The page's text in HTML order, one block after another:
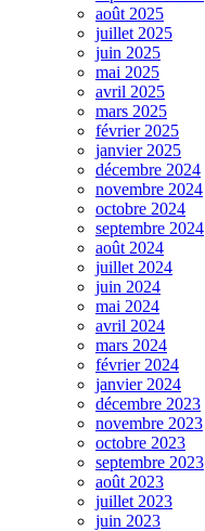
août 2025
juillet 2025
juin 2025
mai 2025
avril 2025
mars 2025
février 2025
janvier 2025
décembre 2024
novembre 2024
octobre 2024
septembre 2024
août 2024
juillet 2024
juin 2024
mai 2024
avril 2024
mars 2024
février 2024
janvier 2024
décembre 2023
novembre 2023
octobre 2023
septembre 2023
août 2023
juillet 2023
juin 2023